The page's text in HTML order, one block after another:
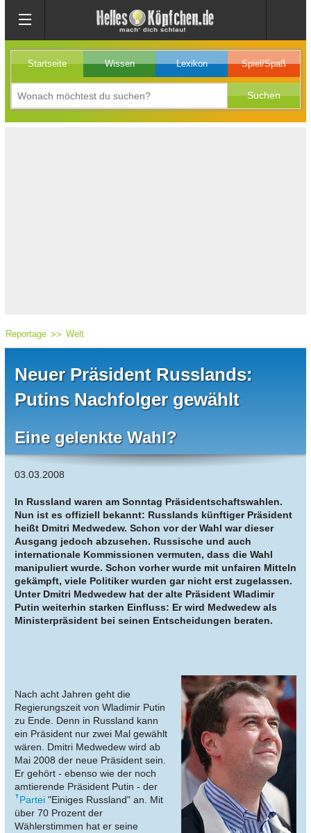
Startseite Wissen Lexikon Spiel/Spaß
Reportage Welt
Neuer Präsident Russlands:
Putins Nachfolger gewählt
Eine gelenkte Wahl?
03.03.2008
In Russland waren am Sonntag Präsidentschaftswahlen.
Nun ist es offiziell bekannt: Russlands künftiger Präsident
heißt Dmitri Medwedew. Schon vor der Wahl war dieser
Ausgang jedoch abzusehen. Russische und auch
internationale Kommissionen vermuten, dass die Wahl
manipuliert wurde. Schon vorher wurde mit unfairen Mitteln
gekämpft, viele Politiker wurden gar nicht erst zugelassen.
Unter Dmitri Medwedew hat der alte Präsident Wladimir
Putin weiterhin starken Einfluss: Er wird Medwedew als
Ministerpräsident bei seinen Entscheidungen beraten.
Nach acht Jahren geht die
Regierungszeit von Wladimir Putin
zu Ende. Denn in Russland kann
ein Präsident nur zwei Mal gewählt
wären. Dmitri Medwedew wird ab
Mai 2008 der neue Präsident sein.
Er gehört - ebenso wie der noch
amtierende Präsident Putin - der
Partei "Einiges Russland" an. Mit
über 70 Prozent der
Wählerstimmen hat er seine